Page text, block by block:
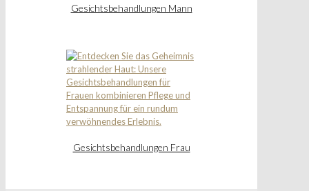
Gesichtsbehandlungen Mann
Gesichtsbehandlungen Frau